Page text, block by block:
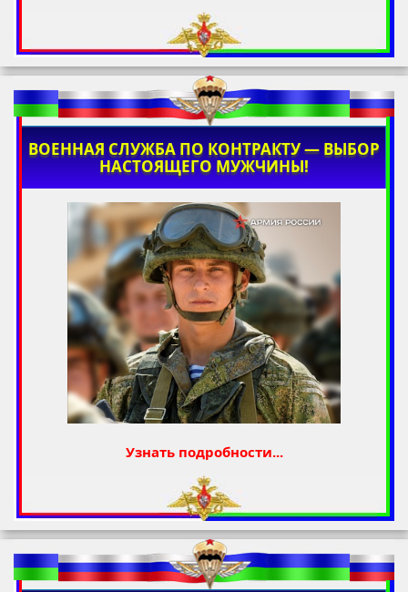
ВОЕННАЯ СЛУЖБА ПО КОНТРАКТУ — ВЫБОР
НАСТОЯЩЕГО МУЖЧИНЫ!
Узнать подробности...